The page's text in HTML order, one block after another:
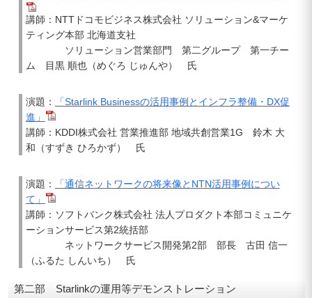
講師：NTTドコモビジネス株式会社 ソリューション&マーケ
ティング本部 北海道支社
ソリューション営業部門 第二グループ 第一チー
ム 目黒 順也（めぐろ じゅんや） 氏
演題：
「Starlink Businessの活用事例とインフラ整備・DX促
進」
講師：KDDI株式会社 営業推進部 地域共創営業1G 鈴木 大
和（すずき ひろかず） 氏
演題：
「通信ネットワークの将来像とNTN活用事例につい
て」
講師：ソフトバンク株式会社 法人プロダクト本部コミュニケ
ーションサービス第2統括部
ネットワークサービス開発第2部 部長 古田 信一
（ふるた しんいち） 氏
第二部 Starlinkの運用等デモンストレーション